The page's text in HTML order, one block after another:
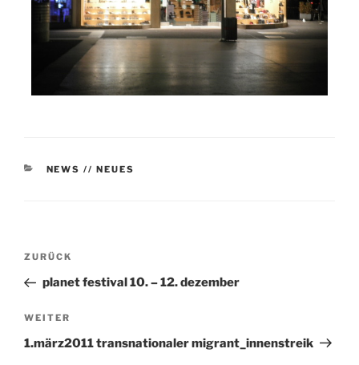
KATEGORIEN
NEWS // NEUES
Beitragsnavigation
Vorheriger
Beitrag
ZURÜCK
planet festival 10. – 12. dezember
Nächster
Beitrag
WEITER
1.märz2011 transnationaler migrant_innenstreik